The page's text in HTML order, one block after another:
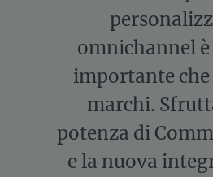
omnichannel
importante
marchi.
potenza di
e la nuova